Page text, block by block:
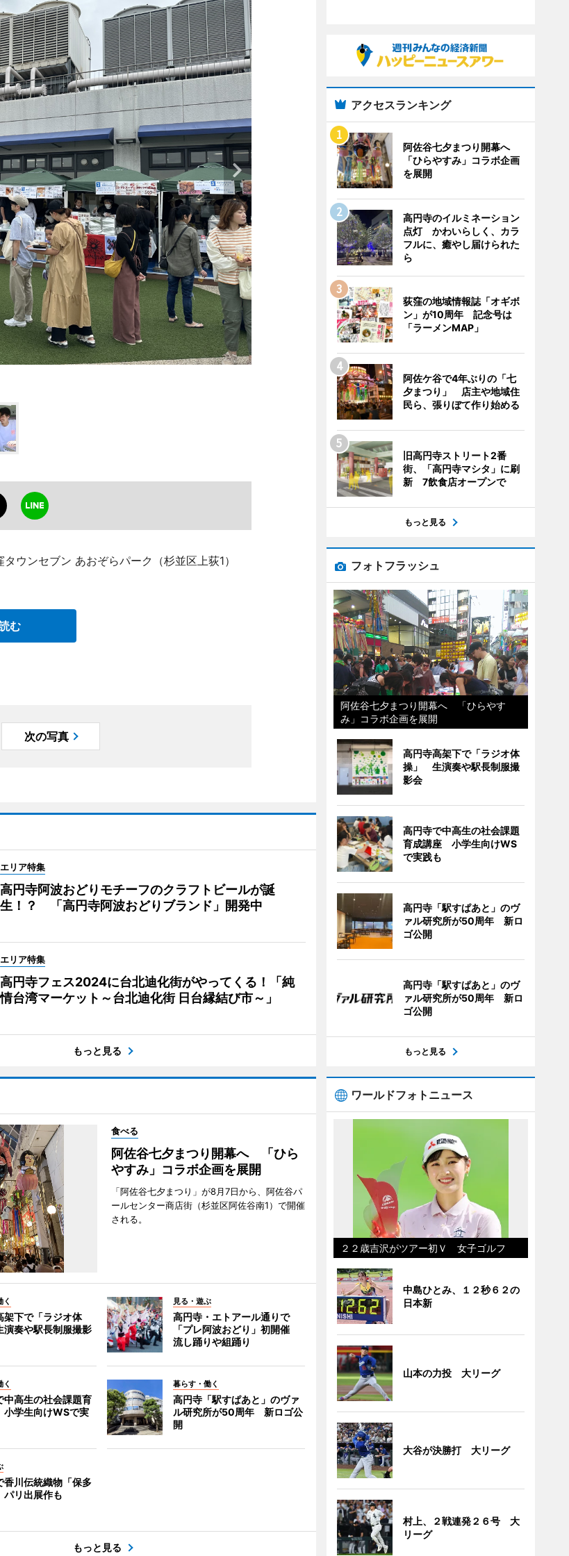
ウンセブン あおぞらパーク（杉並区上荻1）
む
次の写真
エリア特集
高円寺阿波おどりモチーフのクラフトビールが誕
生！？ 「高円寺阿波おどりブランド」開発中
エリア特集
高円寺フェス2024に台北迪化街がやってくる！「純
情台湾マーケット～台北迪化街 日台縁結び市～」
もっと見る
食べる
阿佐谷七夕まつり開幕へ 「ひら
やすみ」コラボ企画を展開
「阿佐谷七夕まつり」が8月7日から、阿佐谷パ
ールセンター商店街（杉並区阿佐谷南1）で開催
される。
く
架下で「ラジオ体
奏や駅長制服撮影
見る・遊ぶ
高円寺・エトアール通りで
「プレ阿波おどり」初開催
流し踊りや組踊り
く
中高生の社会課題育
学生向けWSで実
暮らす・働く
高円寺「駅すぱあと」のヴァ
ル研究所が50周年 新ロゴ公
開
香川伝統織物「保多
リ出展作も
もっと見る
アクセスランキング
阿佐谷七夕まつり開幕へ
「ひらやすみ」コラボ企画
を展開
高円寺のイルミネーション
点灯 かわいらしく、カラ
フルに、癒やし届けられた
ら
荻窪の地域情報誌「オギボ
ン」が10周年 記念号は
「ラーメンMAP」
阿佐ケ谷で4年ぶりの「七
夕まつり」 店主や地域住
民ら、張りぼて作り始める
旧高円寺ストリート2番
街、「高円寺マシタ」に刷
新 7飲食店オープンで
もっと見る
フォトフラッシュ
阿佐谷七夕まつり開幕へ 「ひらやす
み」コラボ企画を展開
高円寺高架下で「ラジオ体
操」 生演奏や駅長制服撮
影会
高円寺で中高生の社会課題
育成講座 小学生向けWS
で実践も
高円寺「駅すぱあと」のヴ
ァル研究所が50周年 新ロ
ゴ公開
高円寺「駅すぱあと」のヴ
ァル研究所が50周年 新ロ
ゴ公開
もっと見る
ワールドフォトニュース
２２歳吉沢がツアー初Ｖ 女子ゴルフ
中島ひとみ、１２秒６２の
日本新
山本の力投 大リーグ
大谷が決勝打 大リーグ
村上、２戦連発２６号 大
リーグ